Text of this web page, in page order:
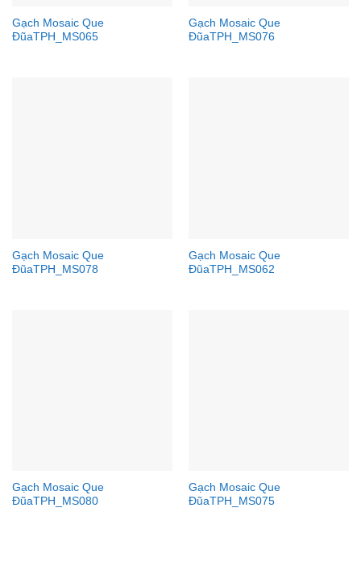
Gạch Mosaic Que
ĐũaTPH_MS065
Gạch Mosaic Que
ĐũaTPH_MS076
Gạch Mosaic Que
ĐũaTPH_MS078
Gạch Mosaic Que
ĐũaTPH_MS062
Gạch Mosaic Que
ĐũaTPH_MS080
Gạch Mosaic Que
ĐũaTPH_MS075